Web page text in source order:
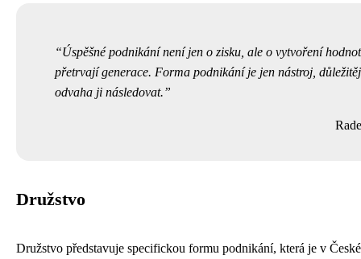
Úspěšné podnikání není jen o zisku, ale o vytvoření
přetrvají generace. Forma podnikání je jen nástroj,
odvaha ji následovat.
Družstvo
Družstvo představuje specifickou formu podnikání, která je v